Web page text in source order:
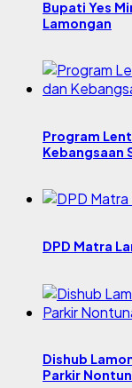
Bupati Yes
Lamongan
Program
Kebangsaan
DPD Matra
Dishub
Parkir